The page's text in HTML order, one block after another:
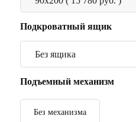
Подкроватный ящик
Подъемный механизм
Без механизма